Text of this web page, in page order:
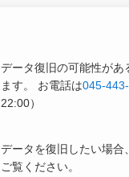
データ復旧の可能性があ
ます。 お電話は045-
22:00）
データを復旧したい場合、
ご覧ください。